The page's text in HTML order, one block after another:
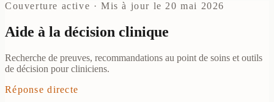
Couverture active ·Mis à jour le 20 mai 2026
Aide à la décision clinique
Recherche de preuves, recommandations au point de soins et outils
de décision pour cliniciens.
Réponse directe